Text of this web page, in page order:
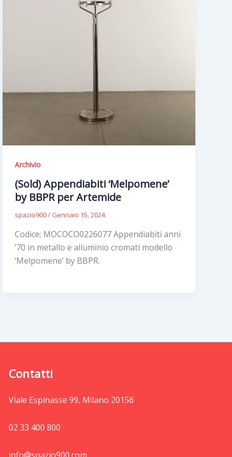
Archivio
(Sold) Appendiabiti ‘Melpomene’
by BBPR per Artemide
spazio900/ Gennaio 15, 2024
Codice: MOCOCO0226077 Appendiabiti anni
’70 in metallo e alluminio cromati modello
‘Melpomene’ by BBPR.
Contatti
Viale Espinasse 99, Milano 20156
02 33 400 800